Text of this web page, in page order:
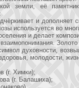
земли, её
и дополняет
используется во
и делает
Золото
духовности,
молодости,
(г. Химки);
(г. Балашиха);